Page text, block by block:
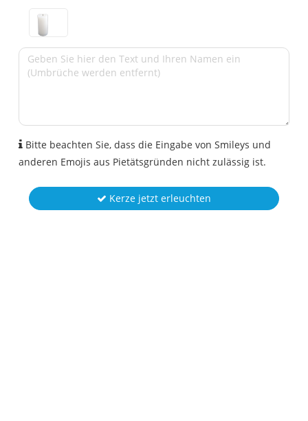
Bitte beachten Sie, dass die Eingabe von Smileys und
anderen Emojis aus Pietätsgründen nicht zulässig ist.
Kerze jetzt erleuchten